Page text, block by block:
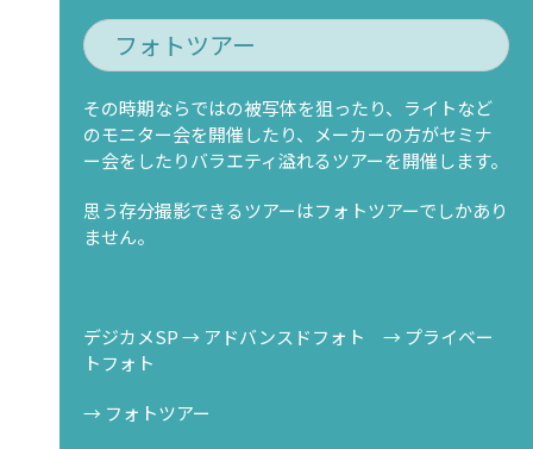
フォトツアー
その時期ならではの被写体を狙ったり、ライトなど
のモニター会を開催したり、メーカーの方がセミナ
ー会をしたりバラエティ溢れるツアーを開催します。
思う存分撮影できるツアーはフォトツアーでしかあり
ません。
デジカメSP → アドバンスドフォト → プライベー
トフォト
→ フォトツアー